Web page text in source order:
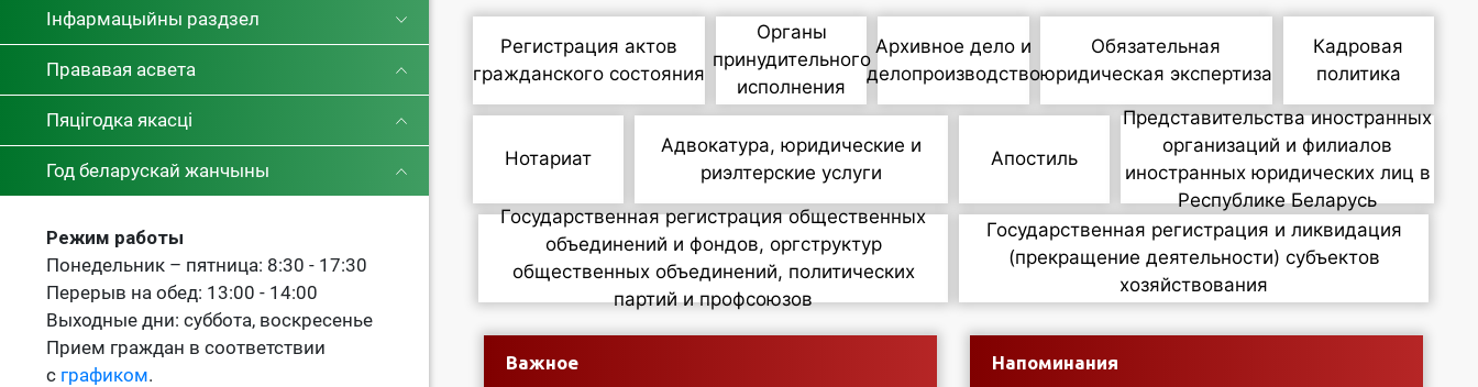
Інфармацыйны раздзел
Прававая асвета
Пяцігодка якасці
Год беларускай жанчыны
Режим работы
Понедельник – пятница: 8:30 - 17:30
Перерыв на обед: 13:00 - 14:00
Выходные дни: суббота, воскресенье
Прием граждан в соответствии
с графиком.
Регистрация актов
гражданского состояния
Органы
принудительного
исполнения
Архивное дело и
делопроизводство
Обязательная
юридическая экспертиза
Кадровая
политика
Нотариат
Адвокатура, юридические и
риэлтерские услуги
Апостиль
Представительства иностранных
организаций и филиалов
иностранных юридических лиц в
Республике Беларусь
Государственная регистрация общественных
объединений и фондов, оргструктур
общественных объединений, политических
партий и профсоюзов
Государственная регистрация и ликвидация
(прекращение деятельности) субъектов
хозяйствования
Важное Напоминания